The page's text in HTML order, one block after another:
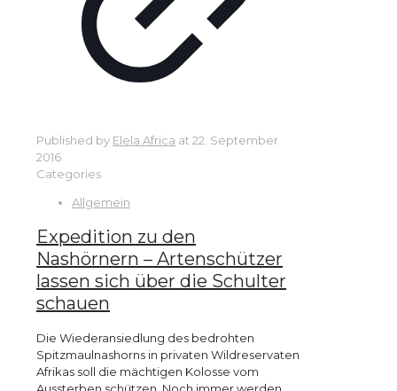
Published by Elela Africa at 22. September
2016
Categories
Allgemein
Expedition zu den
Nashörnern – Artenschützer
lassen sich über die Schulter
schauen
Die Wiederansiedlung des bedrohten
Spitzmaulnashorns in privaten Wildreservaten
Afrikas soll die mächtigen Kolosse vom
Aussterben schützen. Noch immer werden